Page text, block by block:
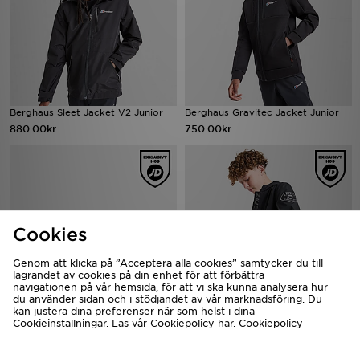
Berghaus Sleet Jacket V2 Junior
880.00kr
Berghaus Gravitec Jacket Junior
750.00kr
On Running Cloudswift Junior
Zavetti Canada Berrano
Windbreaker Jacket Junior
Cookies
Genom att klicka på ”Acceptera alla cookies” samtycker du till
lagrandet av cookies på din enhet för att förbättra
navigationen på vår hemsida, för att vi ska kunna analysera hur
du använder sidan och i stödjandet av vår marknadsföring. Du
kan justera dina preferenser när som helst i dina
Cookieinställningar. Läs vår Cookiepolicy här. Cookiepolicy